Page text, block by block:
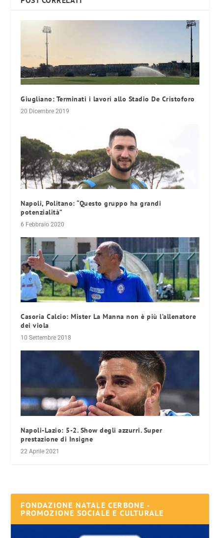
Giugliano: Terminati i lavori allo Stadio De Cristoforo
20 Dicembre 2019
Napoli, Politano: “Questo gruppo ha grandi
potenzialità”
6 Febbraio 2020
Casoria Calcio: Mister La Manna non è più l’allenatore
dei viola
10 Settembre 2018
Napoli-Lazio: 5-2. Show degli azzurri. Super
prestazione di Insigne
22 Aprile 2021
FONDAZIONE NATALE CERBONE -
PROMOZIONE SOCIALE E CULTURALE